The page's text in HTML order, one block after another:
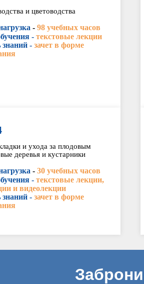
и цветоводства
- 98 учебных часов
- текстовые лекции
- зачет в форме
и ухода за плодовым
деревья и кустарники
- 30 учебных часов
- текстовые лекции,
и видеолекции
- зачет в форме